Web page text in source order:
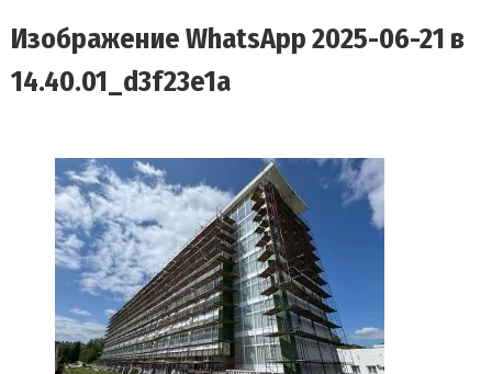
Изображение WhatsApp 2025-06-21 в
14.40.01_d3f23e1a